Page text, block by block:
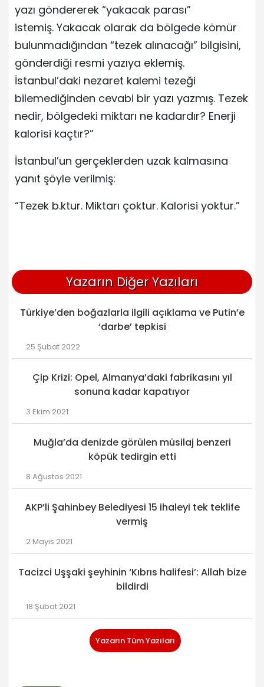
yazı göndererek “yakacak parası”
istemiş. Yakacak olarak da bölgede kömür
bulunmadığından “tezek alınacağı” bilgisini,
gönderdiği resmi yazıya eklemiş.
İstanbul’daki nezaret kalemi tezeği
bilemediğinden cevabi bir yazı yazmış. Tezek
nedir, bölgedeki miktarı ne kadardır? Enerji
kalorisi kaçtır?”
İstanbul’un gerçeklerden uzak kalmasına
yanıt şöyle verilmiş:
“Tezek b.ktur. Miktarı çoktur. Kalorisi yoktur.”
Yazarın Diğer Yazıları
Türkiye’den boğazlarla ilgili açıklama ve Putin’e
‘darbe’ tepkisi
25 Şubat 2022
Çip Krizi: Opel, Almanya’daki fabrikasını yıl
sonuna kadar kapatıyor
3 Ekim 2021
Muğla’da denizde görülen müsilaj benzeri
köpük tedirgin etti
8 Ağustos 2021
AKP’li Şahinbey Belediyesi 15 ihaleyi tek teklife
vermiş
2 Mayıs 2021
Tacizci Uşşaki şeyhinin ‘Kıbrıs halifesi’: Allah bize
bildirdi
18 Şubat 2021
Yazarın Tüm Yazıları